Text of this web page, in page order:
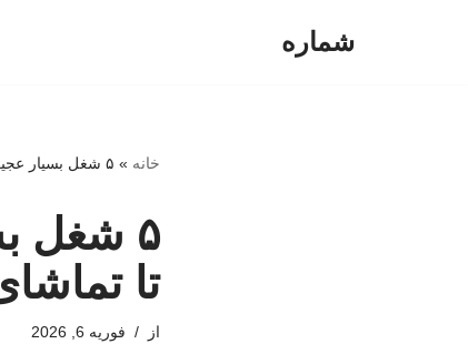
شماره
خانه » ۵ شغل بسیار عجیب و غریب در دنیا/ از خوابیدن تا تماشای خشک شدن رنگ!
۵ شغل
تا
از فوریه 6, 2026